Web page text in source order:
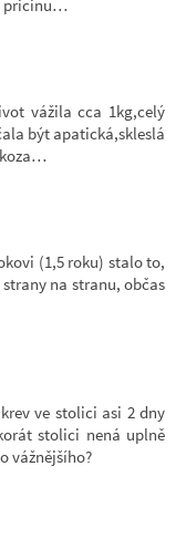
pricinu…
vážila cca 1kg,celý
být apatická,skleslá
(1,5 roku) stalo to,
na stranu, občas
ve stolici asi 2 dny
stolici nená uplně
vážnějšího?